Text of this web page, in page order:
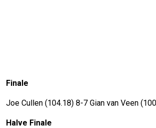
Finale
Joe Cullen (104.18) 8-7 Gian van Veen
Halve Finale